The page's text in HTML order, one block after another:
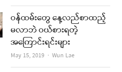
ဝန်ထမ်းတွေ နေ့လည်စာထည့်
မလာဘဲ ဝယ်စားရတဲ့
အကြောင်းရင်းများ
May 15, 2019 Author
Wun Lae